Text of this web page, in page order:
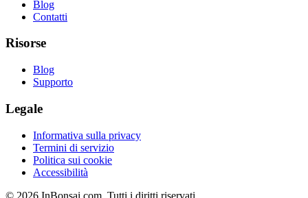
Blog
Contatti
Risorse
Blog
Supporto
Legale
Informativa sulla privacy
Termini di servizio
Politica sui cookie
Accessibilità
© 2026 InBonsai.com. Tutti i diritti riservati.